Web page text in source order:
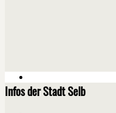
Infos der Stadt Selb